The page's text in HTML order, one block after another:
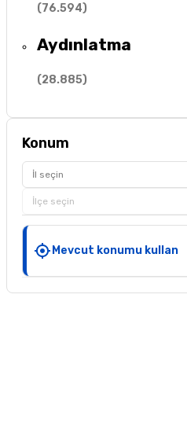
(76.594)
Aydınlatma
(28.885)
Konum
İl seçin
İlçe seçin
Mevcut konumu kullan